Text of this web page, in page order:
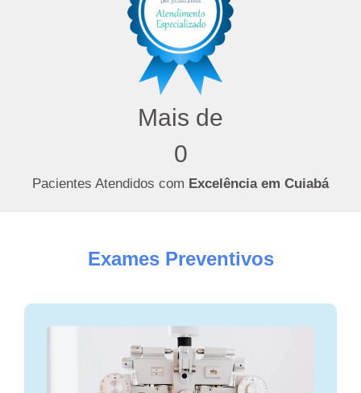
Mais de
0
Pacientes Atendidos com Excelência em Cuiabá
Exames Preventivos